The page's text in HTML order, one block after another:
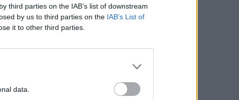
third parties on the IAB’s list of downstream
by us to third parties on the IAB’s List of
it to other third parties.
data.